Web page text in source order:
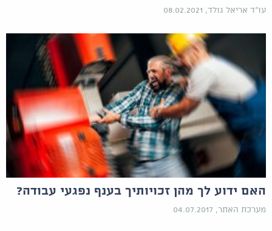
עו"ד אריאל גולד, 08.02.2021
האם ידוע לך מהן זכויותיך בענף נפגעי עבודה?
מערכת האתר, 04.07.2017